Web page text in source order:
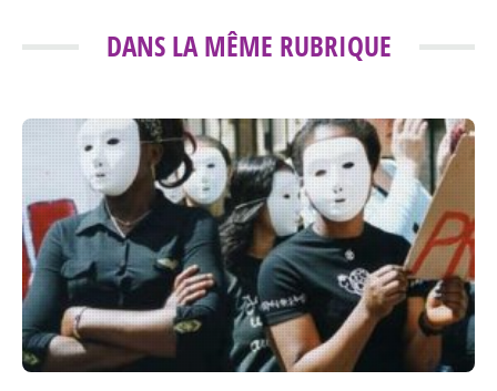
DANS LA MÊME RUBRIQUE